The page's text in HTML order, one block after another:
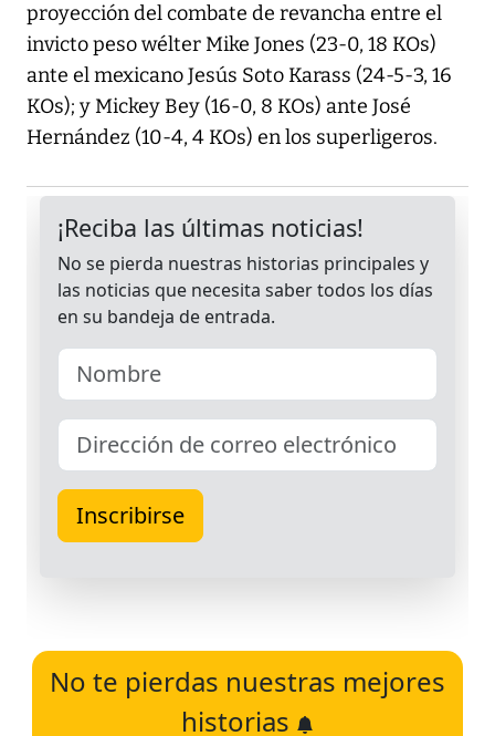
proyección del combate de revancha entre el
invicto peso wélter Mike Jones (23-0, 18 KOs)
ante el mexicano Jesús Soto Karass (24-5-3, 16
KOs); y Mickey Bey (16-0, 8 KOs) ante José
Hernández (10-4, 4 KOs) en los superligeros.
No te pierdas nuestras mejores
historias